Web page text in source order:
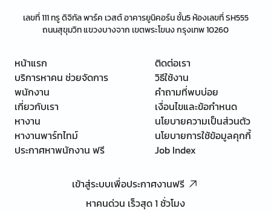
เลขที่ 111 ทรู ดิจิทัล พาร์ค เวสต์ อาคารยูนิคอร์น ชั้น5 ห้องเลขที่ SH555
ถนนสุขุมวิท แขวงบางจาก เขตพระโขนง กรุงเทพ 10260
หน้าแรก
บริการหาคน ช่วยจัดการ
พนักงาน
เกี่ยวกับเรา
หางาน
หางานพาร์ทไทม์
ประกาศหาพนักงาน ฟรี
ติดต่อเรา
วิธีใช้งาน
คำถามที่พบบ่อย
เงื่อนไขและข้อกำหนด
นโยบายความเป็นส่วนตัว
นโยบายการใช้ข้อมูลคุกกี้
Job Index
เข้าสู่ระบบเพื่อประกาศงานฟรี
หาคนด่วน เร็วสุด 1 ชั่วโมง